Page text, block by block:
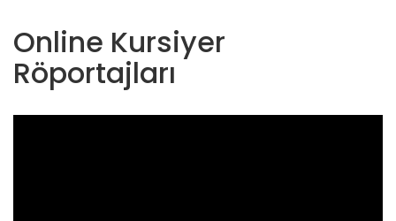
Online Kursiyer
Röportajları